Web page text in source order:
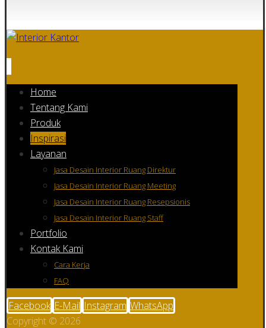
Home
Tentang Kami
Produk
Inspirasi
Layanan
Jasa Desain Interior Ruang Direktur
Jasa Desain Interior Ruang Meeting
Jasa Desain Interior Ruang Resepsionis
Jasa Desain Interior Ruang Staff
Portfolio
Kontak Kami
Cara Kerja
FAQ
Facebook E-Mail Instagram WhatsApp
Copyright © 2026